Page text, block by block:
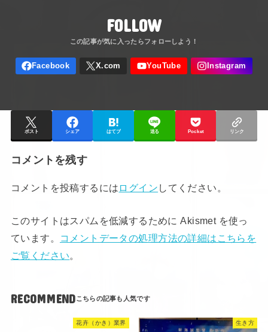
FOLLOW
ポスト シェア はてブ 送る Pocket リンク
コメントを残す
コメントを投稿するには ログイン してください。
このサイトはスパムを低減するために Akismet を使っ
ています。
コメントデータの処理方法の詳細はこちらを
ご覧ください。
RECOMMEND
花卉（かき）業界 生き方